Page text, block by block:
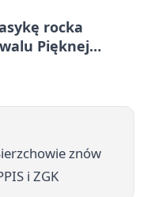
rocka
Pięknej
znów
i ZGK